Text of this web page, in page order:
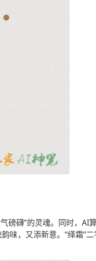
礴”的灵魂。同时，AI
，又添新意。“绎霜”二